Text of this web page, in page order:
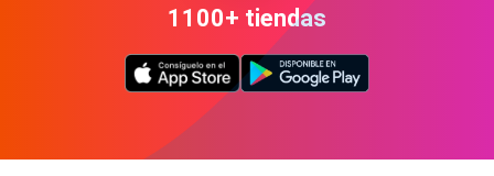
1100+ tiendas